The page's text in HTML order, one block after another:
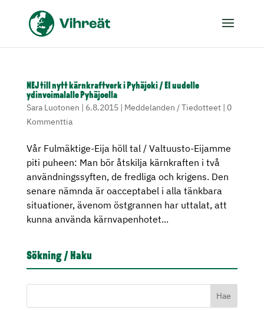
NEJ till nytt kärnkraftverk i Pyhäjoki / EI uudelle
ydinvoimalalle Pyhäjoella
Sara Luotonen | 6.8.2015| Meddelanden / Tiedotteet| 0
Kommenttia
Vår Fulmäktige-Eija höll tal / Valtuusto-Eijamme
piti puheen: Man bör åtskilja kärnkraften i två
användningssyften, de fredliga och krigens. Den
senare nämnda är oacceptabel i alla tänkbara
situationer, ävenom östgrannen har uttalat, att
kunna använda kärnvapenhotet...
Sökning / Haku